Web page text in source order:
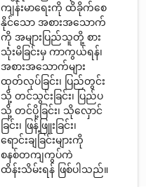
ကျန်းမာရေးကို ထိခိုက်စေ
နိုင်သော အစားအသောက်
ကို အများပြည်သူတို့ စား
သုံးမိခြင်းမှ ကာကွယ်ရန်၊
အစားအသောက်များ
ထုတ်လုပ်ခြင်း၊ ပြည်တွင်း
သို့ တင်သွင်းခြင်း၊ ပြည်ပ
သို့ တင်ပို့ခြင်း၊ သိုလှောင်
ခြင်း၊ ဖြန့်ဖြူးခြင်း၊
ရောင်းချခြင်းများကို
စနစ်တကျကွပ်ကဲ
ထိန်းသိမ်းရန် ဖြစ်ပါသည်။